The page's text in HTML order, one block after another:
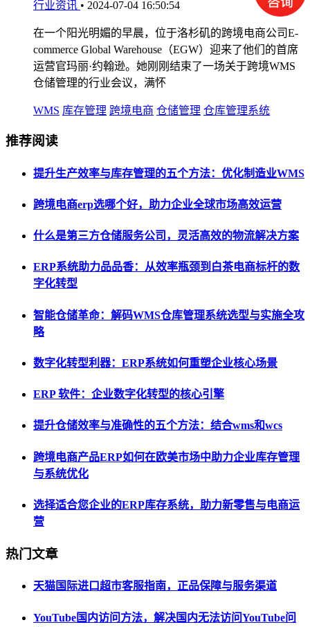
行业资讯 • 2024-07-04 16:50:54
在一个阳光明媚的早晨，位于洛杉矶的跨境电商公司E-
commerce Global Warehouse（EGW）迎来了他们的首席
运营官玛丽·约翰逊。她刚刚结束了一场关于跨境WMS
仓储管理的行业会议，满怀
WMS 库存管理 跨境电商 仓储管理 仓库管理系统
推荐阅读
提升生产效率与库存管理的五个方法：优化制造业WMS
跨境电商erp选哪个好，助力企业全球市场高效运营
什么是第三方仓储服务公司，灵活高效的物流解决方案
ERP系统助力品品香：从效率瓶颈到白茶电商标杆的数
字化转型
智能仓储革命：解码WMS仓库管理系统选型与实施全攻
略
数字化转型利器：ERP系统如何重塑企业核心场景
ERP 软件：企业数字化转型的核心引擎
提升仓储效率与准确性的五个方法：结合wms和wcs
跨境电商产品ERP如何在欧美市场中助力企业库存管理
与系统优化
选择适合您企业的ERP库存系统，助力新零售与电商运
营
热门文章
天猫国际进口超市客服指南，正品保障与服务渠道
YouTube国内访问方法，解决国内无法访问YouTube问